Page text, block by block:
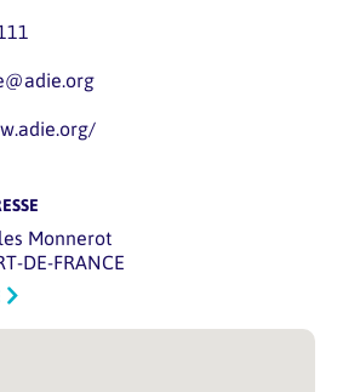
Monnerot
DE-FRANCE